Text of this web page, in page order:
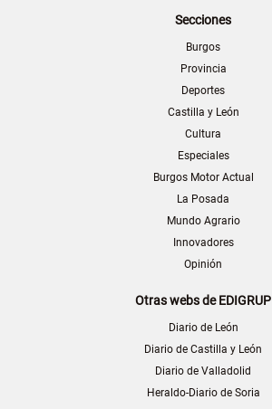
Secciones
Burgos
Provincia
Deportes
Castilla y León
Cultura
Especiales
Burgos Motor Actual
La Posada
Mundo Agrario
Innovadores
Opinión
Otras webs de EDIGRUP
Diario de León
Diario de Castilla y León
Diario de Valladolid
Heraldo-Diario de Soria